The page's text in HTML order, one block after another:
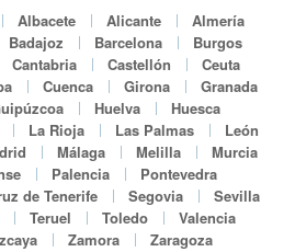
Albacete Alicante
Almería
Badajoz Barcelona
Burgos
Cantabria Castellón
Ceuta
Cuenca Girona
Granada
Huelva
Huesca
La Rioja Las Palmas
León
Málaga Melilla
Murcia
Palencia
Pontevedra
de Tenerife Segovia
Sevilla
Teruel Toledo
Valencia
Zamora Zaragoza